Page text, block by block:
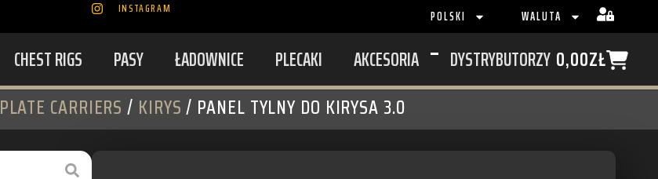
INSTAGRAM POLSKI WALUTA
CHEST RIGS PASY ŁADOWNICE PLECAKI AKCESORIA DYSTRYBUTORZY 0,00ZŁ
PLATE CARRIERS / KIRYS/ PANEL TYLNY DO KIRYSA 3.0